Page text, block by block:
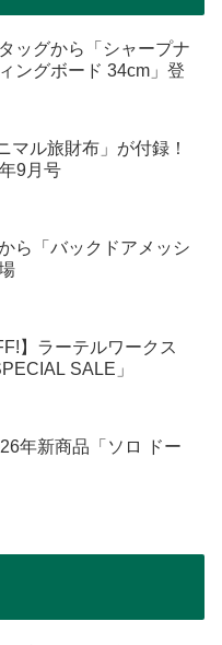
ッグから「シャープナ
ングボード 34cm」登
マル旅財布」が付録！
9月号
ら「バックドアメッシ
】ラーテルワークス
SALE」
年新商品「ソロ ドー